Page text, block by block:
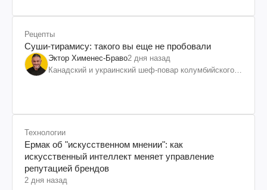
Рецепты
Суши-тирамису: такого вы еще не пробовали
Эктор Хименес-Браво2 дня назад
Канадский и украинский шеф-повар колумбийского
Технологии
Ермак об "искусственном мнении": как
искусственный интеллект меняет управление
репутацией брендов
2 дня назад